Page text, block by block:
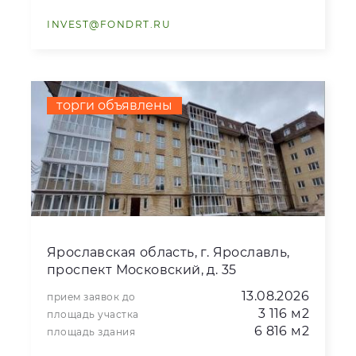
INVEST@FONDRT.RU
торги объявлены
Ярославская область, г. Ярославль,
проспект Московский, д. 35
прием заявок до 13.08.2026
площадь участка 3 116 м2
площадь здания 6 816 м2